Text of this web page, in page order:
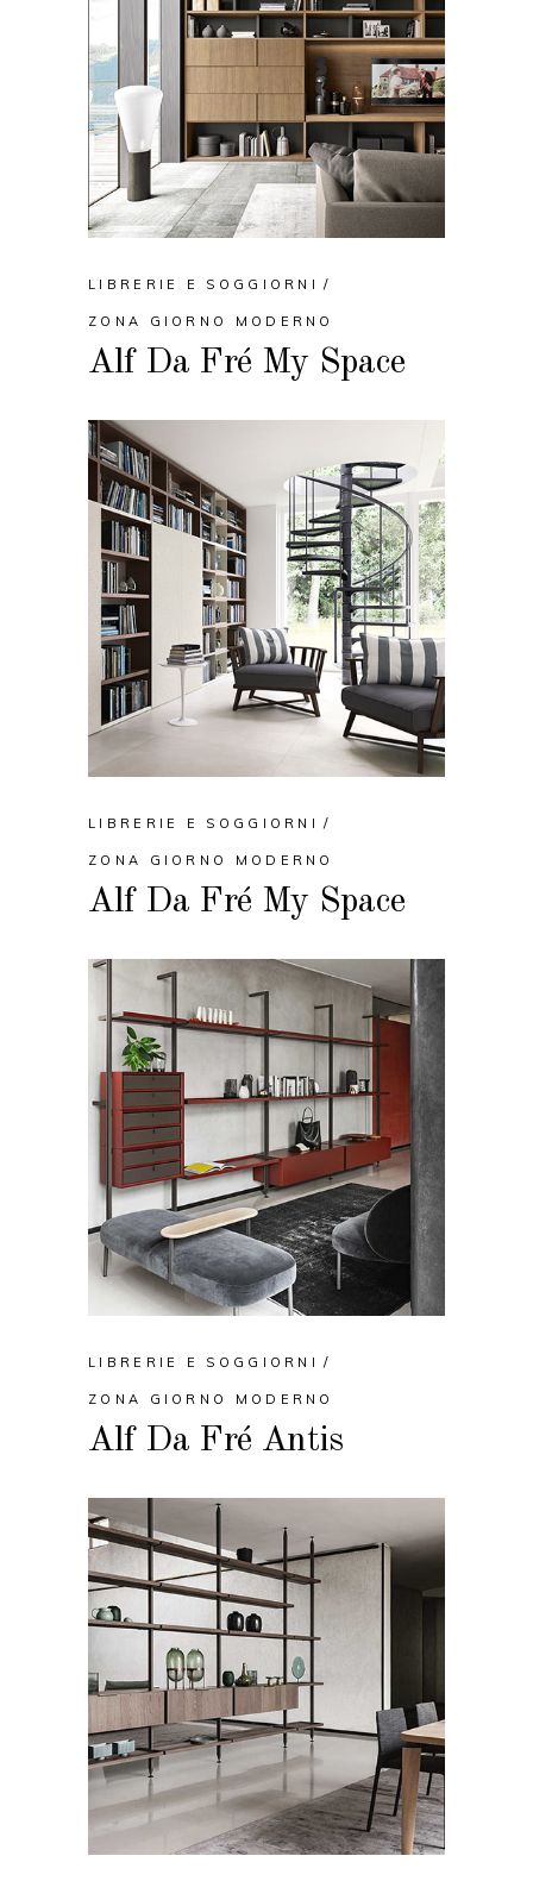
LIBRERIE E SOGGIORNI
ZONA GIORNO MODERNO
Alf Da Fré My Space
LIBRERIE E SOGGIORNI
ZONA GIORNO MODERNO
Alf Da Fré My Space
LIBRERIE E SOGGIORNI
ZONA GIORNO MODERNO
Alf Da Fré Antis